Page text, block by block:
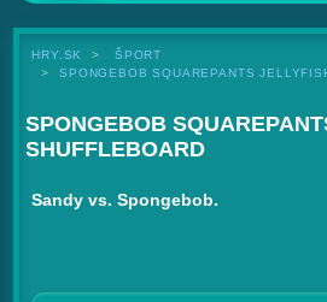
HRY.SK
ŠPORT
SPONGEBOB SQUAREPANTS
SPONGEBOB
SHUFFLEBOARD
Sandy vs. Spongebob.